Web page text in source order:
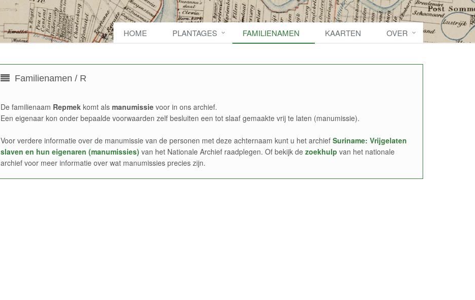
HOME PLANTAGES FAMILIENAMEN KAARTEN OVER
Familienamen / R
De familienaam Repmekkomt als manumissievoor in ons archief.
Een eigenaar kon onder bepaalde voorwaarden zelf besluiten een tot slaaf gemaakte vrij te laten (manumissie).
Voor verdere informatie over de manumissie van de personen met deze achternaam kunt u het archief Suriname: Vrijgelaten
slaven en hun eigenaren (manumissies) van het Nationale Archief raadplegen. Of bekijk de zoekhulp van het nationale
archief voor meer informatie over wat manumissies precies zijn.